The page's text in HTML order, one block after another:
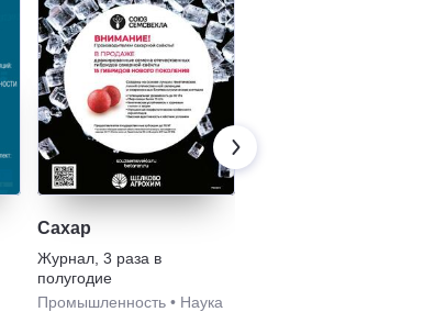
Сахар
Журнал 3 раза в
полугодие
Промышленность • Наука